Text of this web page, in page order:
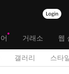
거래소 웹
갤러리 스타